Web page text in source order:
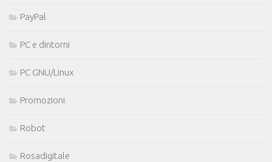
PayPal
PC e dintorni
PC GNU/Linux
Promozioni
Robot
Rosadigitale